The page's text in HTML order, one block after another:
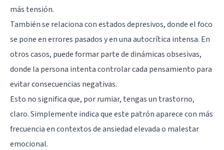
más tensión.
También se relaciona con estados depresivos, donde el foco
se pone en errores pasados y en una autocrítica intensa. En
otros casos, puede formar parte de dinámicas obsesivas,
donde la persona intenta controlar cada pensamiento para
evitar consecuencias negativas.
Esto no significa que, por rumiar, tengas un trastorno,
claro. Simplemente indica que este patrón aparece con más
frecuencia en contextos de ansiedad elevada o malestar
emocional.